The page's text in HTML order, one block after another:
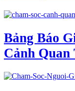
Bảng Báo
Cảnh Quan